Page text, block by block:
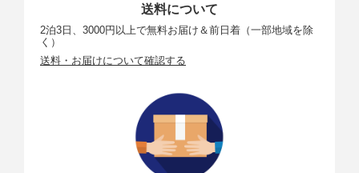
送料について
2泊3日、3000円以上で無料お届け＆前日着（一部地域を除
く）
送料・お届けについて確認する